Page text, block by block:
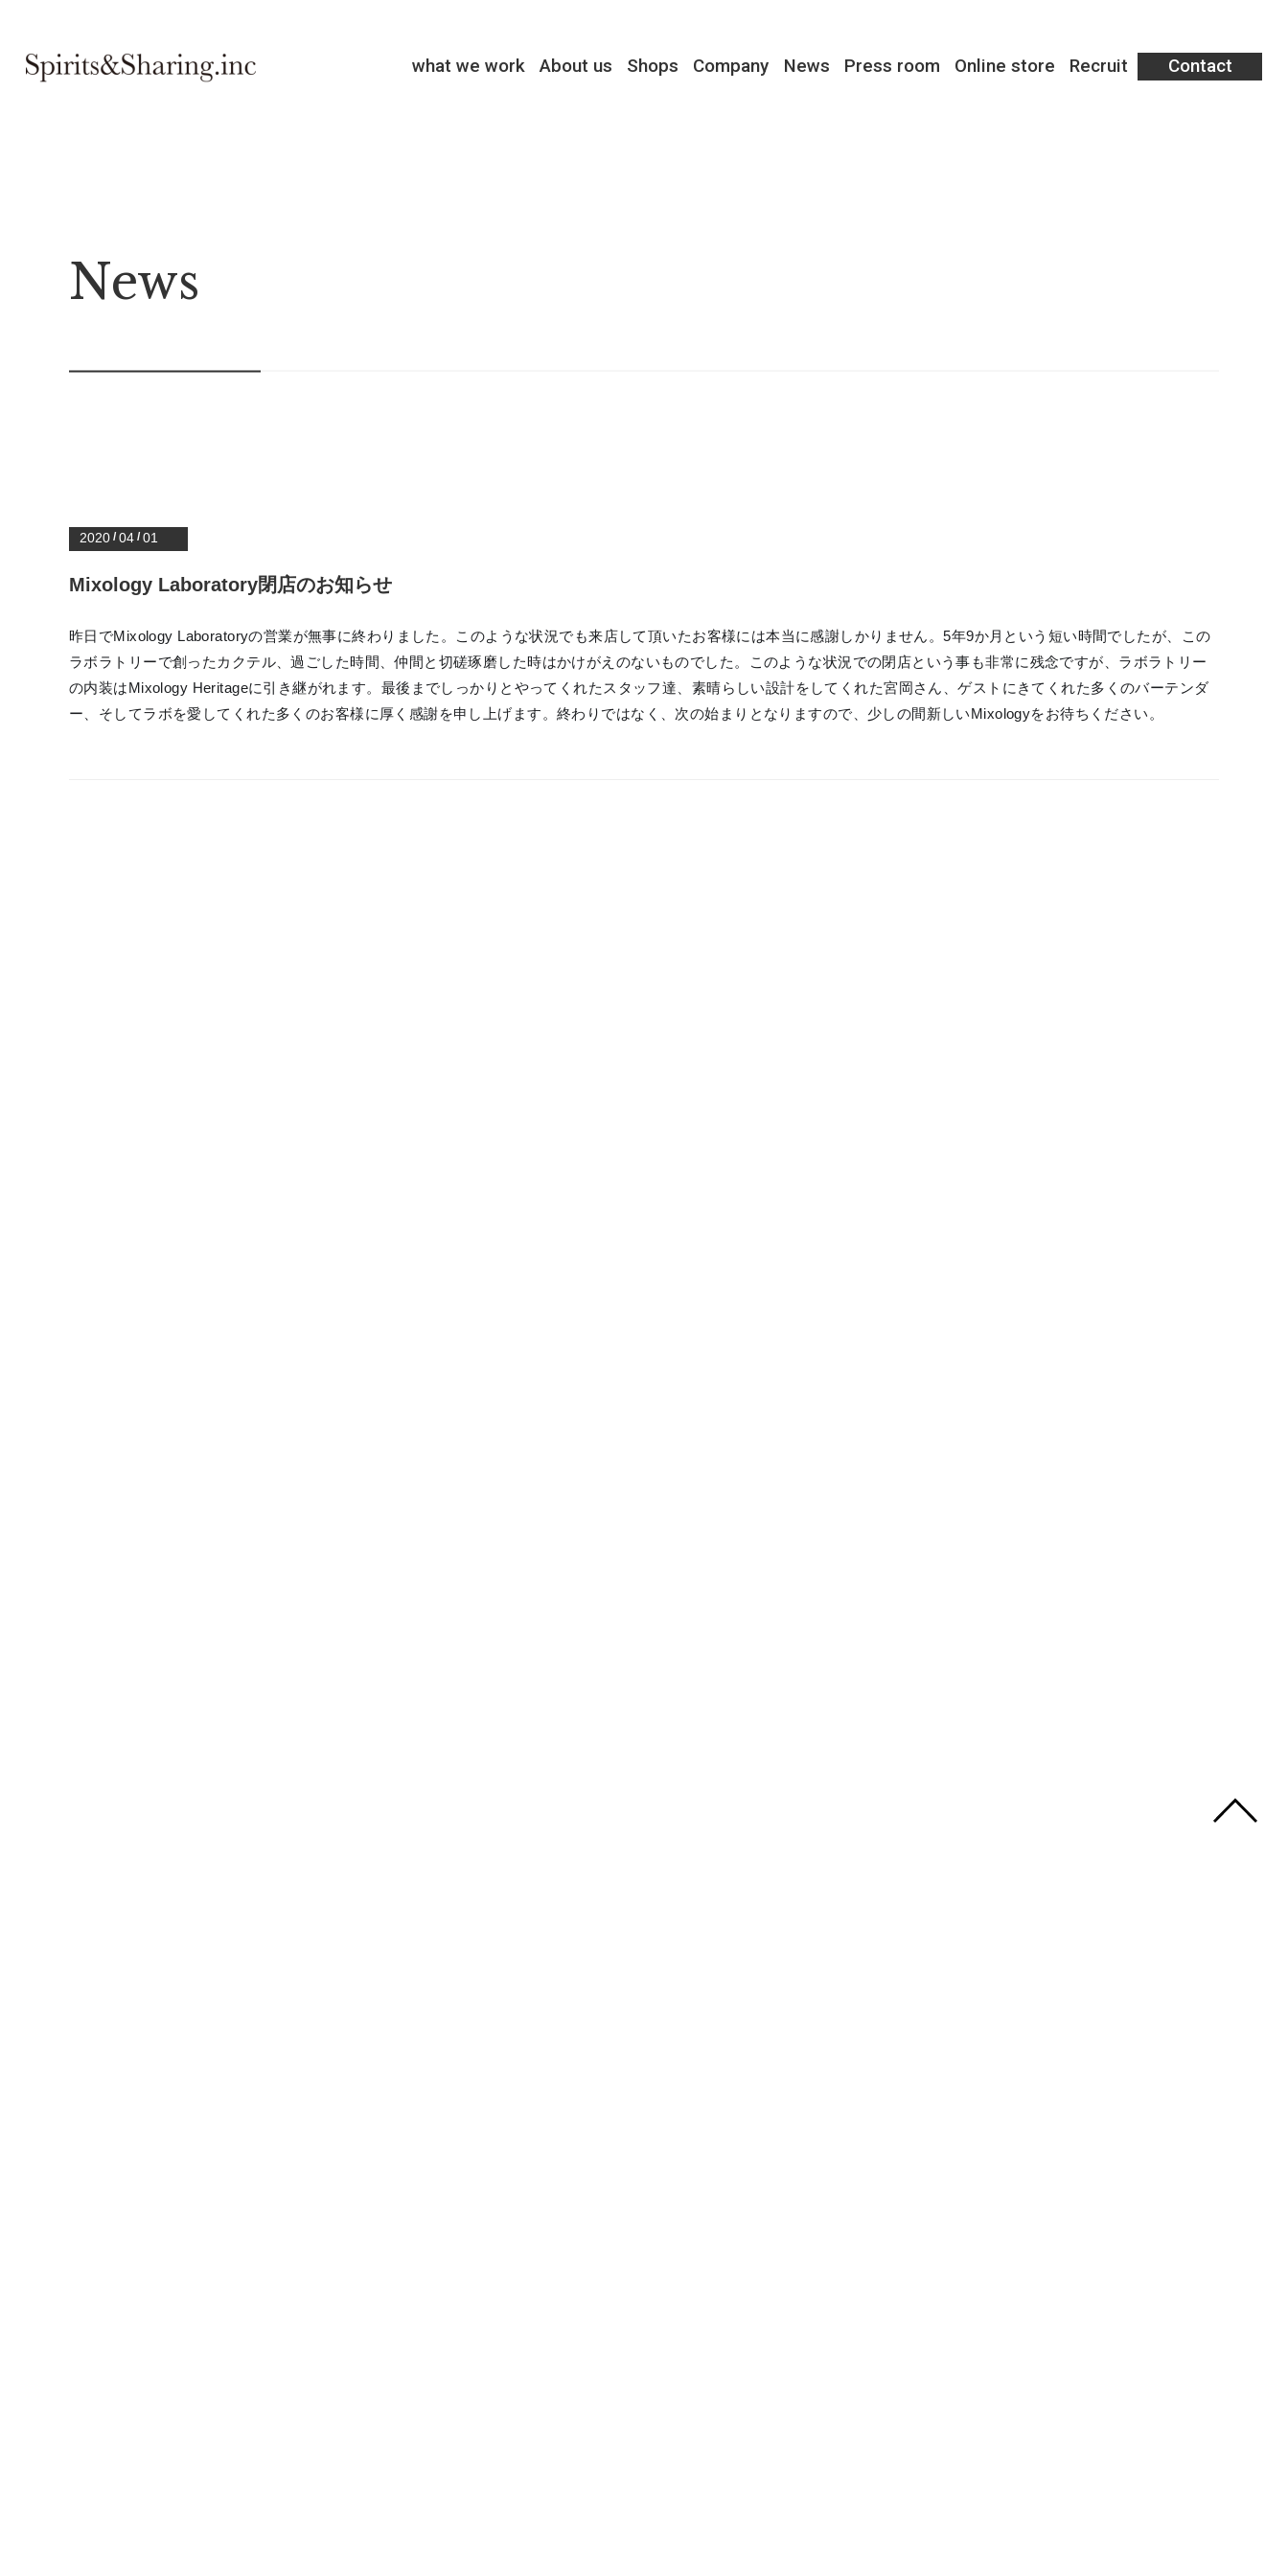
what we work About us Shops Company News Press room Online store Recruit Contact
2020 /04 /01
Mixology Laboratory閉店のお知らせ
昨日でMixology Laboratoryの営業が無事に終わりました。このような状況でも来店して頂いたお客様には本当に感謝しかりません。5年9か月という短い時間でしたが、この
ラボラトリーで創ったカクテル、過ごした時間、仲間と切磋琢磨した時はかけがえのないものでした。このような状況での閉店という事も非常に残念ですが、ラボラトリー
の内装はMixology Heritageに引き継がれます。最後までしっかりとやってくれたスタッフ達、素晴らしい設計をしてくれた宮岡さん、ゲストにきてくれた多くのバーテンダ
ー、そしてラボを愛してくれた多くのお客様に厚く感謝を申し上げます。終わりではなく、次の始まりとなりますので、少しの間新しいMixologyをお待ちください。
News